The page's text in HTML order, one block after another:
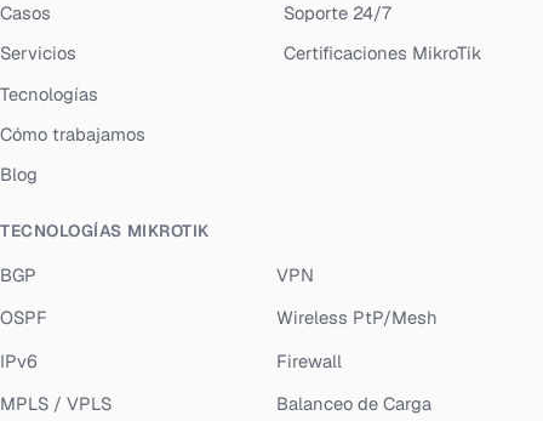
Casos
Servicios
Tecnologías
Cómo trabajamos
Blog
Soporte 24/7
Certificaciones MikroTik
TECNOLOGÍAS MIKROTIK
BGP
OSPF
IPv6
MPLS / VPLS
VPN
Wireless PtP/Mesh
Firewall
Balanceo de Carga